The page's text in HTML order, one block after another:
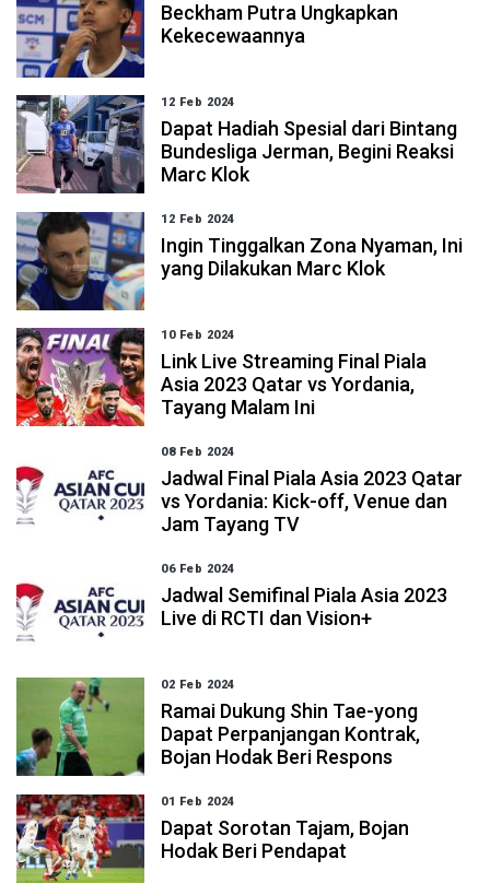
Beckham Putra Ungkapkan
Kekecewaannya
12 Feb 2024
Dapat Hadiah Spesial dari Bintang
Bundesliga Jerman, Begini Reaksi
Marc Klok
12 Feb 2024
Ingin Tinggalkan Zona Nyaman, Ini
yang Dilakukan Marc Klok
10 Feb 2024
Link Live Streaming Final Piala
Asia 2023 Qatar vs Yordania,
Tayang Malam Ini
08 Feb 2024
Jadwal Final Piala Asia 2023 Qatar
vs Yordania: Kick-off, Venue dan
Jam Tayang TV
06 Feb 2024
Jadwal Semifinal Piala Asia 2023
Live di RCTI dan Vision+
02 Feb 2024
Ramai Dukung Shin Tae-yong
Dapat Perpanjangan Kontrak,
Bojan Hodak Beri Respons
01 Feb 2024
Dapat Sorotan Tajam, Bojan
Hodak Beri Pendapat